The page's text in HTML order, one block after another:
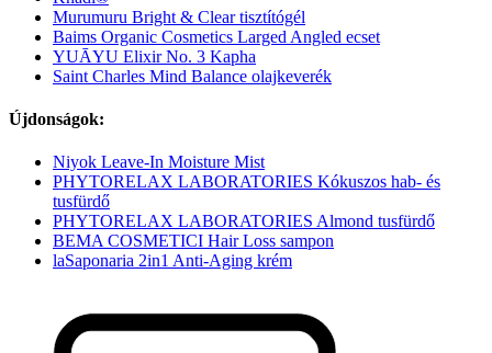
Murumuru Bright & Clear tisztítógél
Baims Organic Cosmetics Larged Angled ecset
YUĀYU Elixir No. 3 Kapha
Saint Charles Mind Balance olajkeverék
Újdonságok:
Niyok Leave-In Moisture Mist
PHYTORELAX LABORATORIES Kókuszos hab- és
tusfürdő
PHYTORELAX LABORATORIES Almond tusfürdő
BEMA COSMETICI Hair Loss sampon
laSaponaria 2in1 Anti-Aging krém